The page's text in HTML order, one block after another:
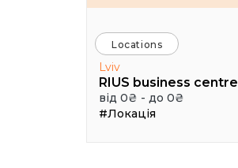
Locations
Lviv
RIUS business centre
від 0₴ - до 0₴
#Локація